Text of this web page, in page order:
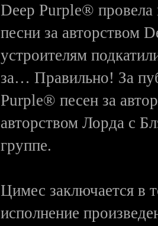
Deep Purple® провела
песни за авторством
устроителям
за… Правильно! За
Purple® песен за
авторством Лорда с
группе.
Цимес заключается в
исполнение